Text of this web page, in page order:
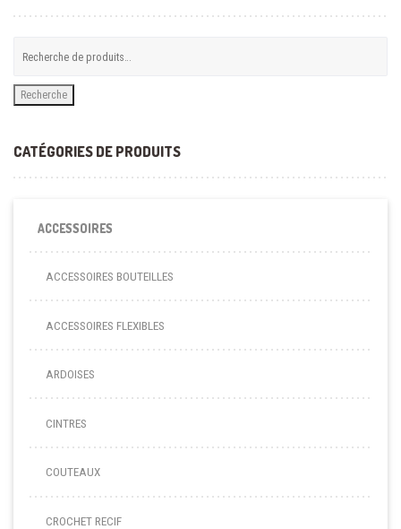
Recherche
CATÉGORIES DE PRODUITS
ACCESSOIRES
ACCESSOIRES BOUTEILLES
ACCESSOIRES FLEXIBLES
ARDOISES
CINTRES
COUTEAUX
CROCHET RECIF